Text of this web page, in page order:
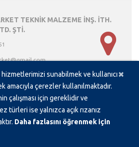
×
sunabilmek ve kullanıcı
amacıyla çerezler kullanılmaktadır.
çalışması için gereklidir ve
türleri ise yalnızca açık rızanız
Daha fazlasını öğrenmek için
TEKNİK MALZEME İNŞ. İTH.
ŞTİ.
Numara:38/a Ostim / Yenimahalle